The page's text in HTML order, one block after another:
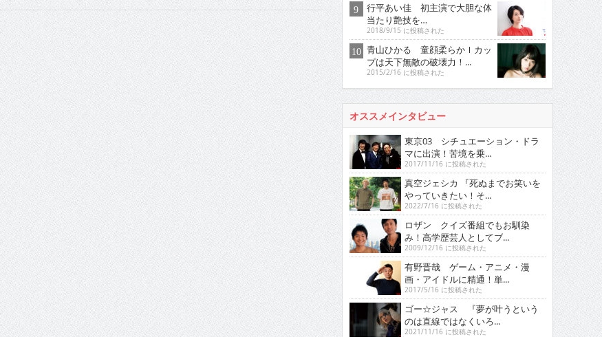
行平あい佳 初主演で大胆な体
当たり艶技を…
2018/9/15 に投稿された
青山ひかる 童顔柔らかＩカッ
プは天下無敵の破壊力！...
2015/2/16 に投稿された
オススメインタビュー
東京03 シチュエーション・ドラ
マに出演！苦境を乗...
2017/11/16 に投稿された
真空ジェシカ 『死ぬまでお笑いを
やっていきたい！そ...
2022/7/16 に投稿された
ロザン クイズ番組でもお馴染
み！高学歴芸人としてブ...
2009/12/16 に投稿された
有野晋哉 ゲーム・アニメ・漫
画・アイドルに精通！単...
2017/5/16 に投稿された
ゴー☆ジャス 『夢が叶うという
のは直線ではなくいろ...
2021/11/16 に投稿された